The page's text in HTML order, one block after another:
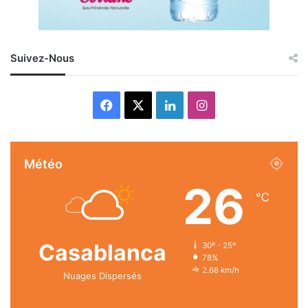
Suivez-Nous
Facebook LinkedinInstagram
Météo
Casablanca
Nuages Dispersés
26 ℃
30º - 25º
78%
2.68 km/h